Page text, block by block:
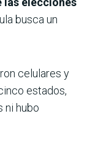
busca un
celulares y
estados,
ni hubo